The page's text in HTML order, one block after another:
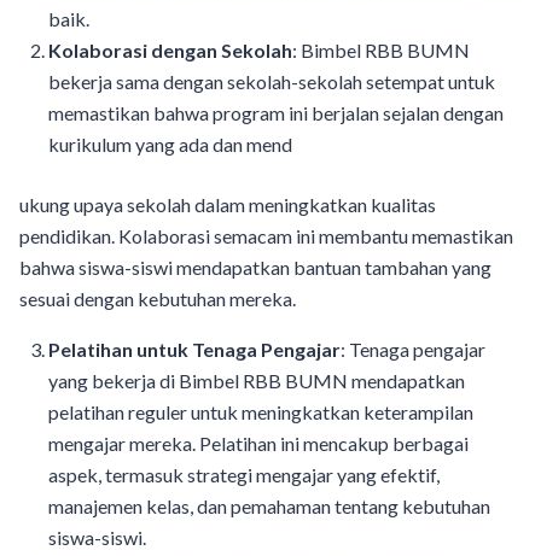
baik.
Kolaborasi dengan Sekolah: Bimbel RBB BUMN
bekerja sama dengan sekolah-sekolah setempat untuk
memastikan bahwa program ini berjalan sejalan dengan
kurikulum yang ada dan mend
ukung upaya sekolah dalam meningkatkan kualitas
pendidikan. Kolaborasi semacam ini membantu memastikan
bahwa siswa-siswi mendapatkan bantuan tambahan yang
sesuai dengan kebutuhan mereka.
Pelatihan untuk Tenaga Pengajar: Tenaga pengajar
yang bekerja di Bimbel RBB BUMN mendapatkan
pelatihan reguler untuk meningkatkan keterampilan
mengajar mereka. Pelatihan ini mencakup berbagai
aspek, termasuk strategi mengajar yang efektif,
manajemen kelas, dan pemahaman tentang kebutuhan
siswa-siswi.